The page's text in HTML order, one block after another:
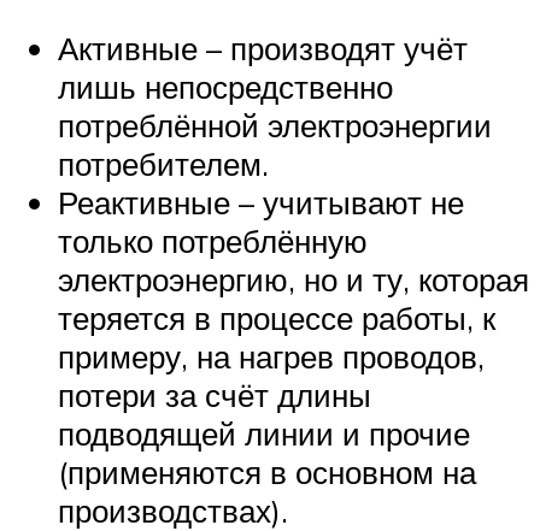
Активные – производят учёт
лишь непосредственно
потреблённой электроэнергии
потребителем.
Реактивные – учитывают не
только потреблённую
электроэнергию, но и ту, которая
теряется в процессе работы, к
примеру, на нагрев проводов,
потери за счёт длины
подводящей линии и прочие
(применяются в основном на
производствах).